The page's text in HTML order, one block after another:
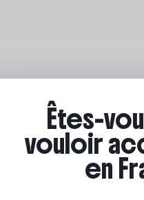
Êtes-
vouloir
en